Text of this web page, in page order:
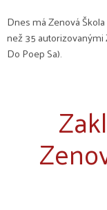
Dnes má Zenová
než 35 autorizovanými
Do Poep Sa).